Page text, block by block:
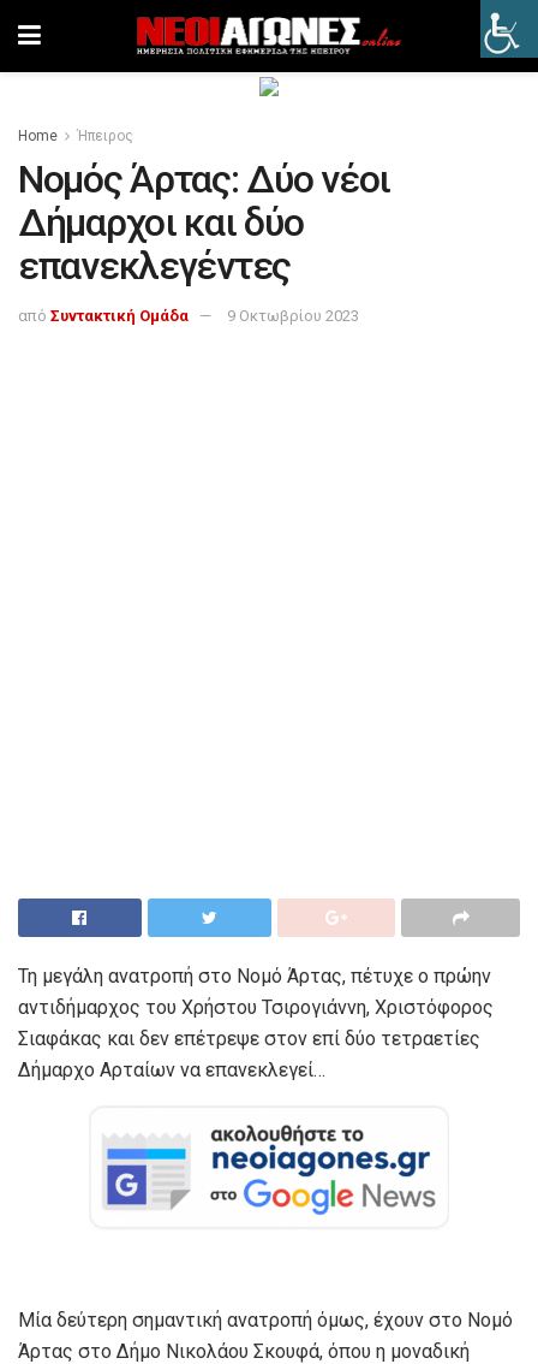
Home Ήπειρος
Νομός Άρτας: Δύο νέοι
Δήμαρχοι και δύο
επανεκλεγέντες
από Συντακτική Ομάδα 9 Οκτωβρίου 2023
Τη μεγάλη ανατροπή στο Νομό Άρτας, πέτυχε ο πρώην
αντιδήμαρχος του Χρήστου Τσιρογιάννη, Χριστόφορος
Σιαφάκας και δεν επέτρεψε στον επί δύο τετραετίες
Δήμαρχο Αρταίων να επανεκλεγεί…
Μία δεύτερη σημαντική ανατροπή όμως, έχουν στο Νομό
Άρτας στο Δήμο Νικολάου Σκουφά, όπου η μοναδική